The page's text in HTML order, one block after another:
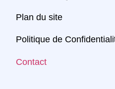
Plan du site
Politique de
Contact